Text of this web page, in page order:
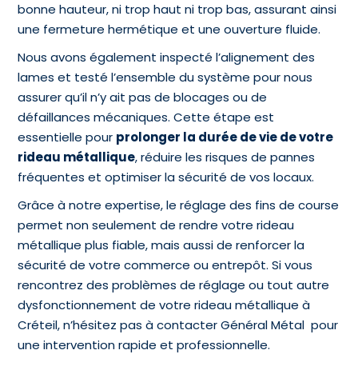
bonne hauteur, ni trop haut ni trop bas, assurant ainsi
une fermeture hermétique et une ouverture fluide.
Nous avons également inspecté l’alignement des
lames et testé l’ensemble du système pour nous
assurer qu’il n’y ait pas de blocages ou de
défaillances mécaniques. Cette étape est
essentielle pour prolonger la durée de vie de votre
rideau métallique, réduire les risques de pannes
fréquentes et optimiser la sécurité de vos locaux.
Grâce à notre expertise, le réglage des fins de course
permet non seulement de rendre votre rideau
métallique plus fiable, mais aussi de renforcer la
sécurité de votre commerce ou entrepôt. Si vous
rencontrez des problèmes de réglage ou tout autre
dysfonctionnement de votre rideau métallique à
Créteil, n’hésitez pas à contacter Général Métal pour
une intervention rapide et professionnelle.